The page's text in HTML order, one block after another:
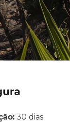
30 dias